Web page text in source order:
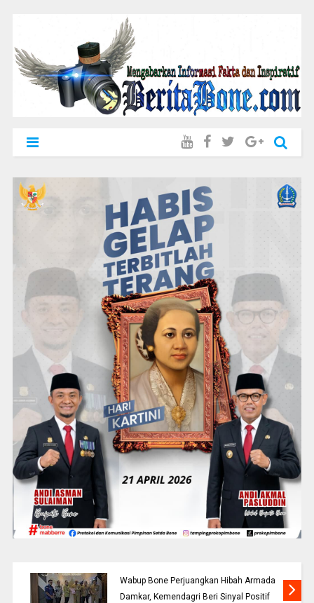
Wabup Bone Perjuangkan Hibah Armada
Damkar, Kemendagri Beri Sinyal Positif